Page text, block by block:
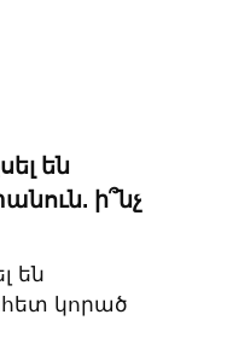
են
ի՞նչ
են
կորած